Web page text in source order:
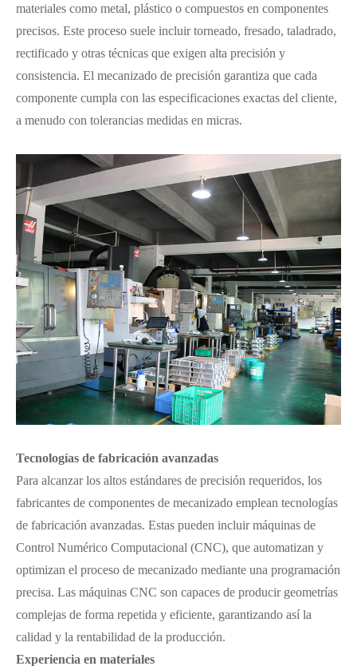
materiales como metal, plástico o compuestos en componentes
precisos. Este proceso suele incluir torneado, fresado, taladrado,
rectificado y otras técnicas que exigen alta precisión y
consistencia. El mecanizado de precisión garantiza que cada
componente cumpla con las especificaciones exactas del cliente,
a menudo con tolerancias medidas en micras.
Tecnologías de fabricación avanzadas
Para alcanzar los altos estándares de precisión requeridos, los
fabricantes de componentes de mecanizado emplean tecnologías
de fabricación avanzadas. Estas pueden incluir máquinas de
Control Numérico Computacional (CNC), que automatizan y
optimizan el proceso de mecanizado mediante una programación
precisa. Las máquinas CNC son capaces de producir geometrías
complejas de forma repetida y eficiente, garantizando así la
calidad y la rentabilidad de la producción.
Experiencia en materiales